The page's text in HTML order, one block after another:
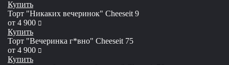
Купить
Торт "Никаких вечеринок" Сheeseit 9
от 4 900 руб
Купить
Торт "Вечеринка г*вно" Сheeseit 75
от 4 900 руб
Купить